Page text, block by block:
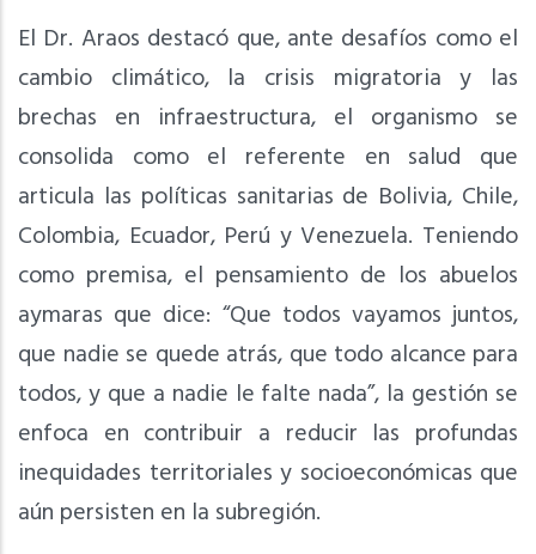
El Dr. Araos destacó que, ante desafíos como el
cambio climático, la crisis migratoria y las
brechas en infraestructura, el organismo se
consolida como el referente en salud que
articula las políticas sanitarias de Bolivia, Chile,
Colombia, Ecuador, Perú y Venezuela. Teniendo
como premisa, el pensamiento de los abuelos
aymaras que dice: “Que todos vayamos juntos,
que nadie se quede atrás, que todo alcance para
todos, y que a nadie le falte nada”, la gestión se
enfoca en contribuir a reducir las profundas
inequidades territoriales y socioeconómicas que
aún persisten en la subregión.